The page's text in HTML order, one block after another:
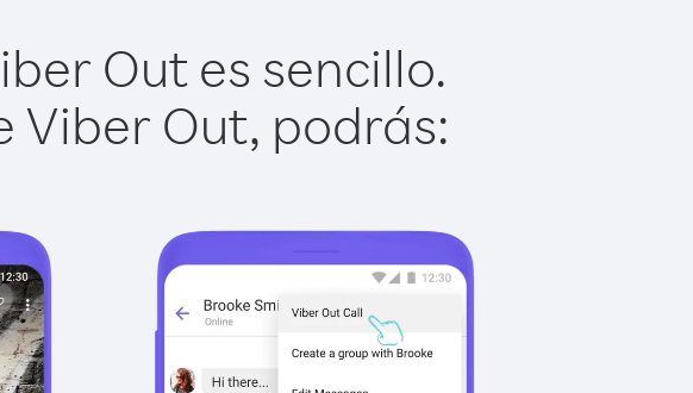
Out es sencillo.
Viber Out, podrás: